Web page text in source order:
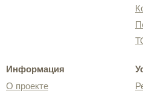
Информация
О проекте